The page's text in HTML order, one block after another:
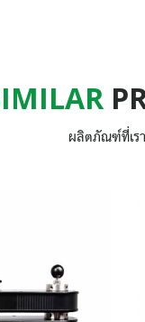
ผลิตภัณฑ์ที่เร